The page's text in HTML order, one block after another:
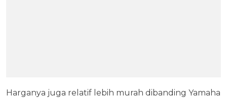
Harganya juga relatif lebih murah dibanding Yamaha